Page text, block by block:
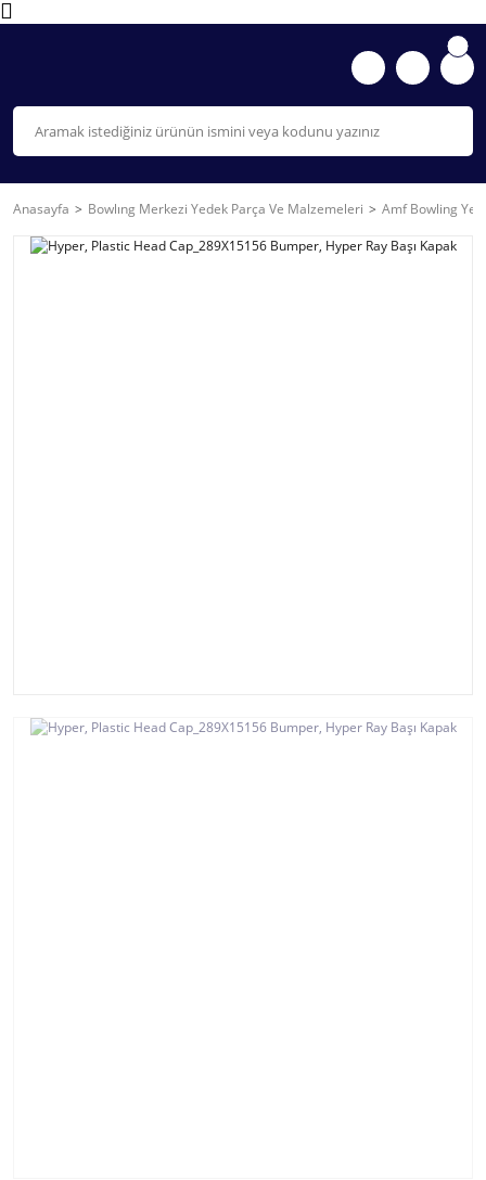
Anasayfa Bowlıng Merkezi Yedek Parça Ve Malzemeleri Amf Bowling